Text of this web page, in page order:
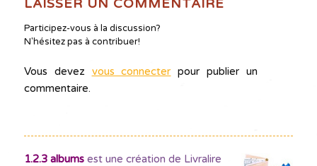
LAISSER UN COMMENTAIRE
Participez-vous à la discussion?
N'hésitez pas à contribuer!
Vous devez vous connecter pour publier un
commentaire.
1.2.3 albumsest une création de Livralire